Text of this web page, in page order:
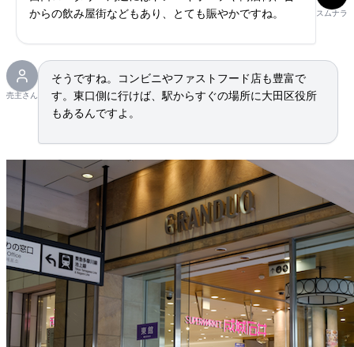
スムナラ
からの飲み屋街などもあり、とても賑やかですね。
売主さん
そうですね。コンビニやファストフード店も豊富で
す。東口側に行けば、駅からすぐの場所に大田区役所
もあるんですよ。